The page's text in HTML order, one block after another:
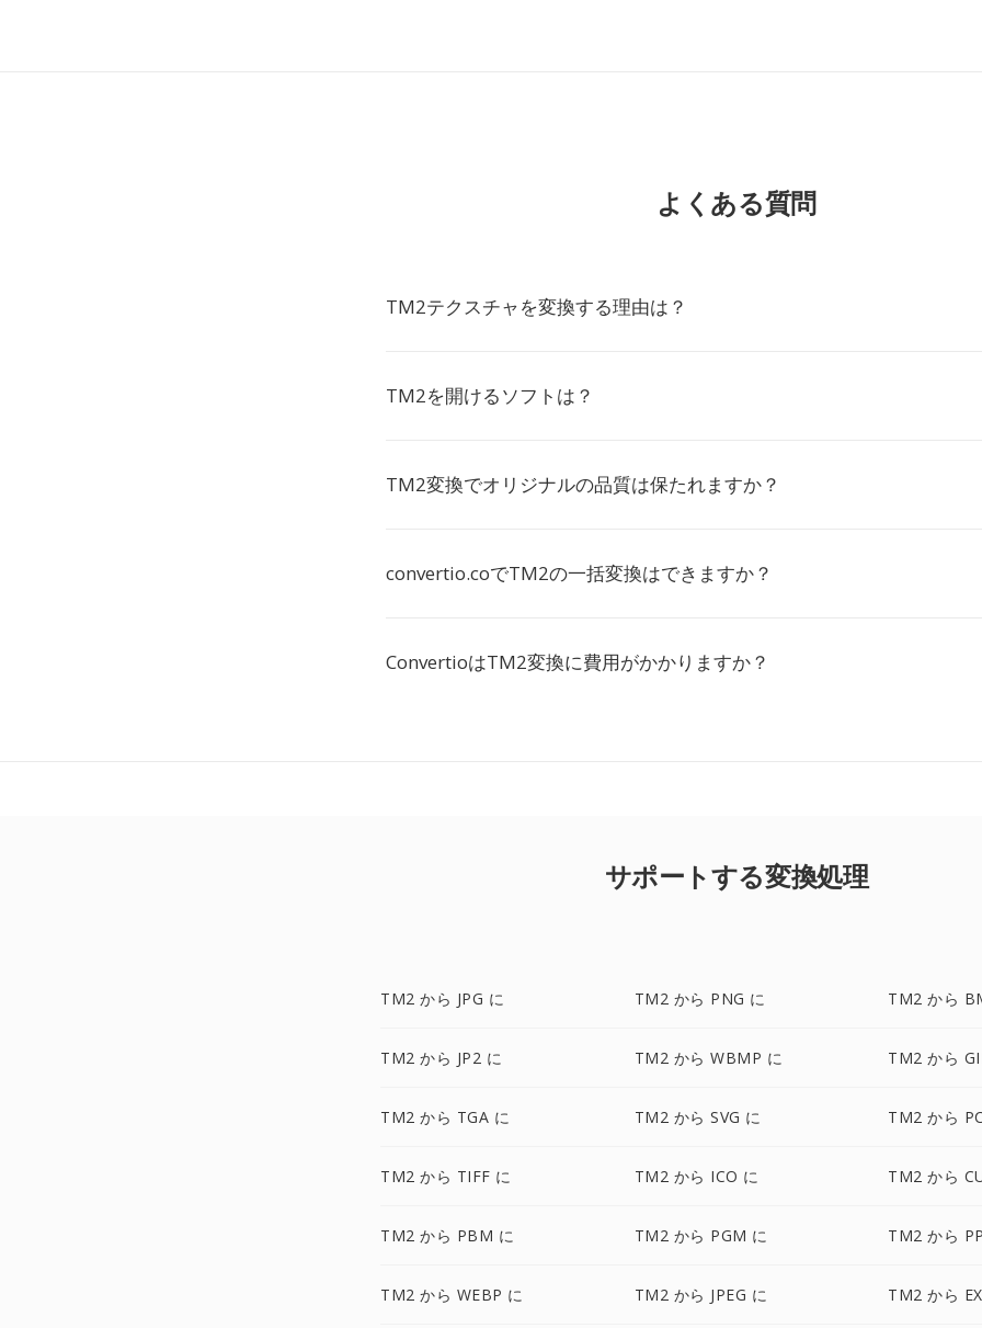
よくある質問
TM2テクスチャを変換する理由は？
TM2を開けるソフトは？
TM2変換でオリジナルの品質は保たれますか？
convertio.coでTM2の一括変換はできますか？
ConvertioはTM2変換に費用がかかりますか？
サポートする変換処理
TM2 から JPG に TM2 から PNG に TM2 から
TM2 から JP2 に TM2 から WBMP に TM2 から
TM2 から TGA に TM2 から SVG に TM2 から
TM2 から TIFF に TM2 から ICO に TM2 から
TM2 から PBM に TM2 から PGM に TM2 から
TM2 から WEBP に TM2 から JPEG に TM2 から